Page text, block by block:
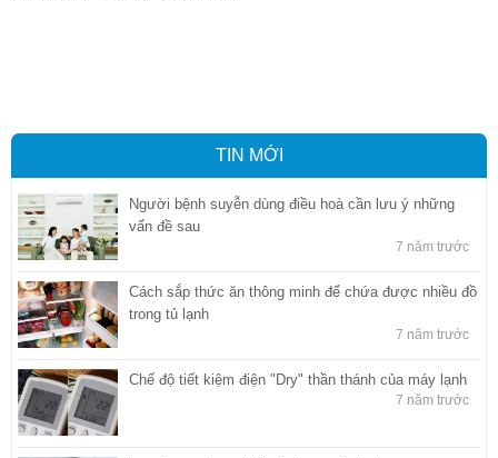
TIN MỚI
Người bệnh suyễn dùng điều hoà cần lưu ý những
vấn đề sau
7 năm trước
Cách sắp thức ăn thông minh để chứa được nhiều đồ
trong tủ lạnh
7 năm trước
Chế độ tiết kiệm điện "Dry" thần thánh của máy lạnh
7 năm trước